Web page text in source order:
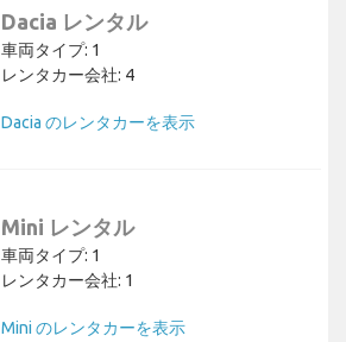
Dacia レンタル
車両タイプ: 1
レンタカー会社: 4
Dacia のレンタカーを表示
Mini レンタル
車両タイプ: 1
レンタカー会社: 1
Mini のレンタカーを表示